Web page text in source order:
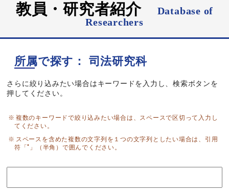
教員・研究者紹介
Database of
Researchers
所属で探す： 司法研究科
さらに絞り込みたい場合はキーワードを入力し、検索ボタンを
押してください。
複数のキーワードで絞り込みたい場合は、スペースで区切って入力し
てください。
スペースを含めた複数の文字列を１つの文字列としたい場合は、引用
符「"」（半角）で囲んでください。